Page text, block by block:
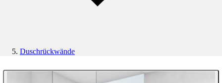
Duschrückwände